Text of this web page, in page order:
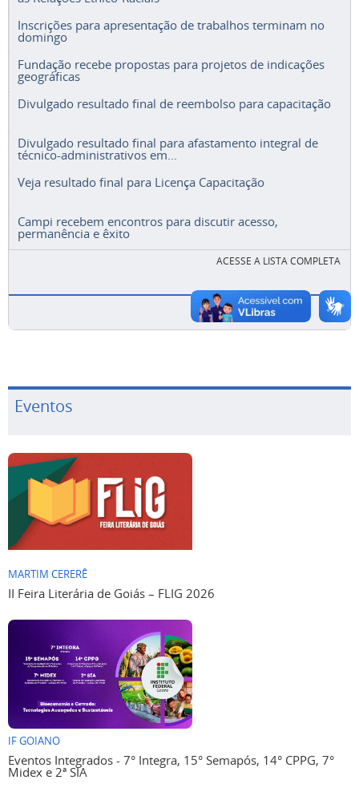
Inscrições para apresentação de trabalhos terminam no
domingo
Fundação recebe propostas para projetos de indicações
geográficas
Divulgado resultado final de reembolso para capacitação
Divulgado resultado final para afastamento integral de
técnico-administrativos em...
Veja resultado final para Licença Capacitação
Campi recebem encontros para discutir acesso,
permanência e êxito
ACESSE A LISTA COMPLETA
Eventos
MARTIM CERERÊ
II Feira Literária de Goiás – FLIG 2026
IF GOIANO
Eventos Integrados - 7° Integra, 15° Semapós, 14° CPPG, 7°
Midex e 2ª SIA